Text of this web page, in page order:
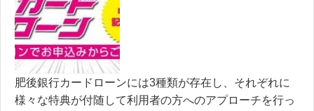
肥後銀行カードローンには3種類が存在し、それぞれに
様々な特典が付随して利用者の方へのアプローチを行っ